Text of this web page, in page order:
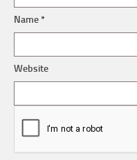
Name*
Website